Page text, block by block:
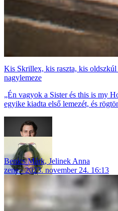
Kis Skrillex, kis raszta, kis oldszkúl
nagylemeze
„Én vagyok a Sister és this is my
egyike kiadta első lemezét, és
Benics Márk, Jelinek Anna
zene
2023. november 24. 16:13